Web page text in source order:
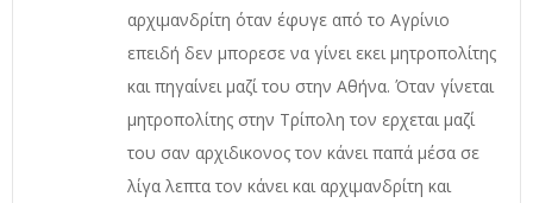
αρχιμανδρίτη όταν έφυγε από το Αγρίνιο
επειδή δεν μπορεσε να γίνει εκει μητροπολίτης
και πηγαίνει μαζί του στην Αθήνα. Όταν γίνεται
μητροπολίτης στην Τρίπολη τον ερχεται μαζί
του σαν αρχιδικονος τον κάνει παπά μέσα σε
λίγα λεπτα τον κάνει και αρχιμανδρίτη και